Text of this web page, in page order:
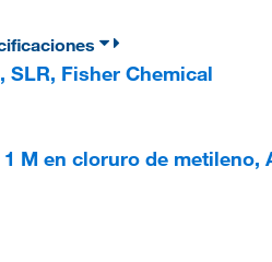
Fisher Chemical
M en cloruro de metileno,